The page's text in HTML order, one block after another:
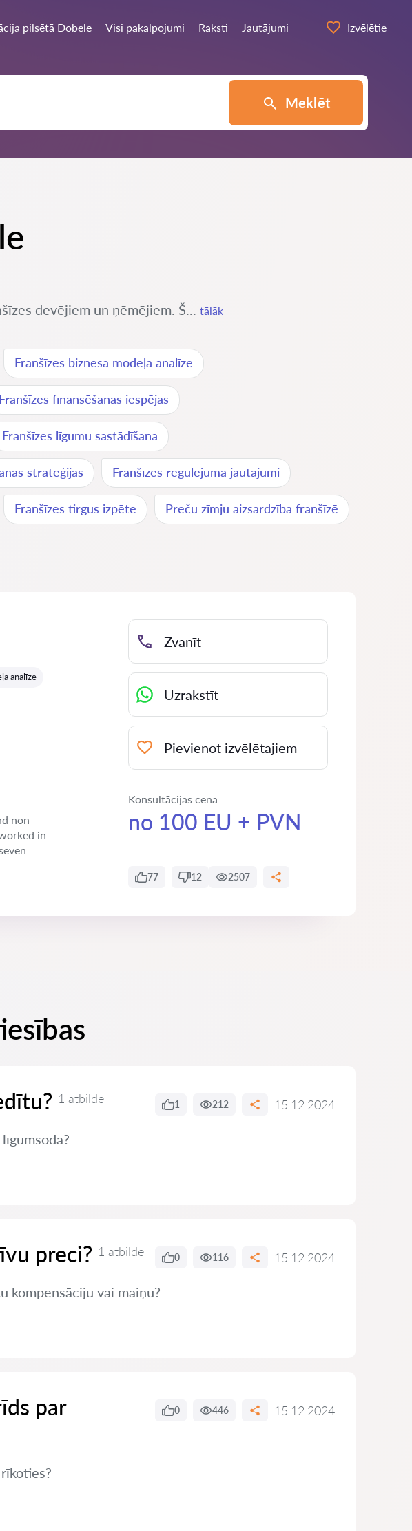
pilsētā Dobele Visi pakalpojumi Raksti Jautājumi Izvēlētie
Meklēt
devējiem un ņēmējiem. Š... tālāk
Franšīzes biznesa modeļa analīze
Franšīzes finansēšanas iespējas
Franšīzes līgumu sastādīšana
stratēģijas Franšīzes regulējuma jautājumi
Franšīzes tirgus izpēte Preču zīmju aizsardzība franšīzē
analīze
non-
in
Zvanīt
Uzrakstīt
Pievienot izvēlētajiem
Konsultācijas cena
no 100 EU + PVN
77 12 2507
1 atbilde 1 212 15.12.2024
preci? 1 atbilde 0 116 15.12.2024
kompensāciju vai maiņu?
par
0 446 15.12.2024